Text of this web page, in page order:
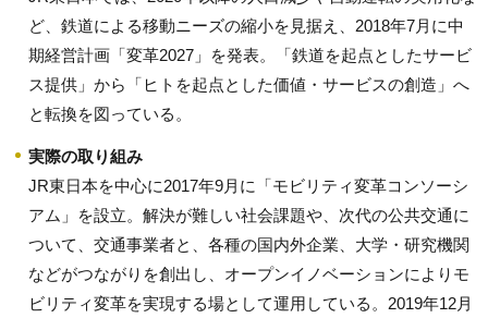
ど、鉄道による移動ニーズの縮小を見据え、2018年7月に中
期経営計画「変革2027」を発表。「鉄道を起点としたサービ
ス提供」から「ヒトを起点とした価値・サービスの創造」へ
と転換を図っている。
実際の取り組み
JR東日本を中心に2017年9月に「モビリティ変革コンソーシ
アム」を設立。解決が難しい社会課題や、次代の公共交通に
ついて、交通事業者と、各種の国内外企業、大学・研究機関
などがつながりを創出し、オープンイノベーションによりモ
ビリティ変革を実現する場として運用している。2019年12月